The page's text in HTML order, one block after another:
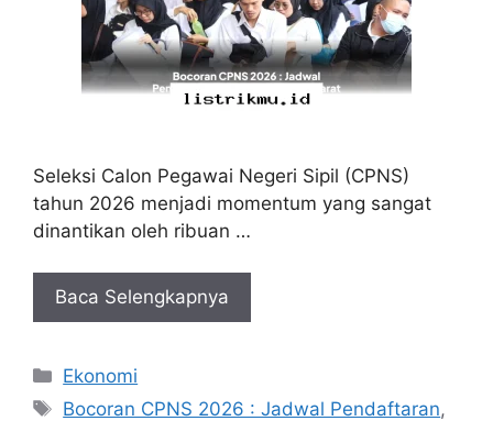
Seleksi Calon Pegawai Negeri Sipil (CPNS)
tahun 2026 menjadi momentum yang sangat
dinantikan oleh ribuan …
Baca Selengkapnya
Kategori
Ekonomi
Tag
Bocoran CPNS 2026 : Jadwal Pendaftaran,